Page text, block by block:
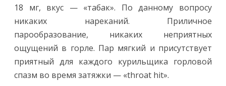
18 мг, вкус — «табак». По данному вопросу
никаких нареканий. Приличное
парообразование, никаких неприятных
ощущений в горле. Пар мягкий и присутствует
приятный для каждого курильщика горловой
спазм во время затяжки — «throat hit».